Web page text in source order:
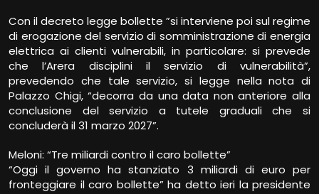
Con il decreto legge bollette ”si interviene poi sul regime
di erogazione del servizio di somministrazione di energia
elettrica ai clienti vulnerabili, in particolare: si prevede
che l’Arera disciplini il servizio di vulnerabilità”,
prevedendo che tale servizio, si legge nella nota di
Palazzo Chigi, “decorra da una data non anteriore alla
conclusione del servizio a tutele graduali che si
concluderà il 31 marzo 2027”.
Meloni: “Tre miliardi contro il caro bollette”
“Oggi il governo ha stanziato 3 miliardi di euro per
fronteggiare il caro bollette” ha detto ieri la presidente